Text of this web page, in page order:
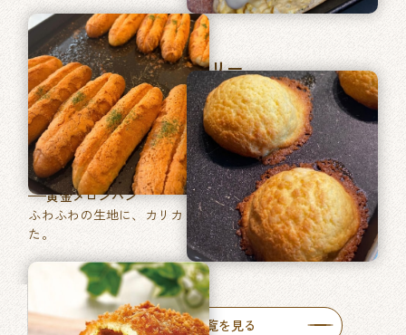
マツヤブレッドファクトリー
巽東店
牛肉ゴロッとカレーパン
牛肉がゴロッと入った特製カレーをたっぷりと使った自慢の
一品です。
黄金メロンパン
ふわふわの生地に、カリカリ食感のメロン皮を包みあげまし
た。
人気商品一覧を見る